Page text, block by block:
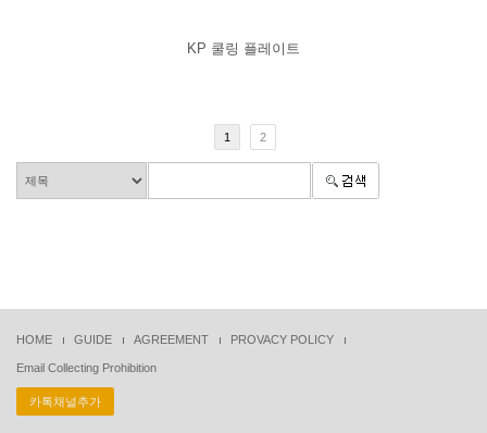
KP 쿨링 플레이트
1 2
HOME GUIDE AGREEMENT PROVACY POLICY
Email Collecting Prohibition
카톡채널추가